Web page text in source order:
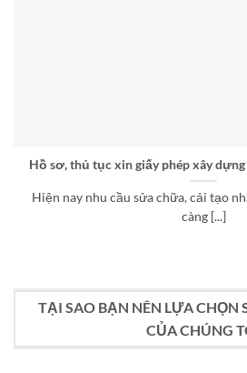
Hồ sơ, thủ tục xin giấy phép xây
Hiện nay nhu cầu sửa chữa, cải tạo
càng [...]
TẠI SAO BẠN NÊN LỰA CHỌN
CỦA CHÚNG